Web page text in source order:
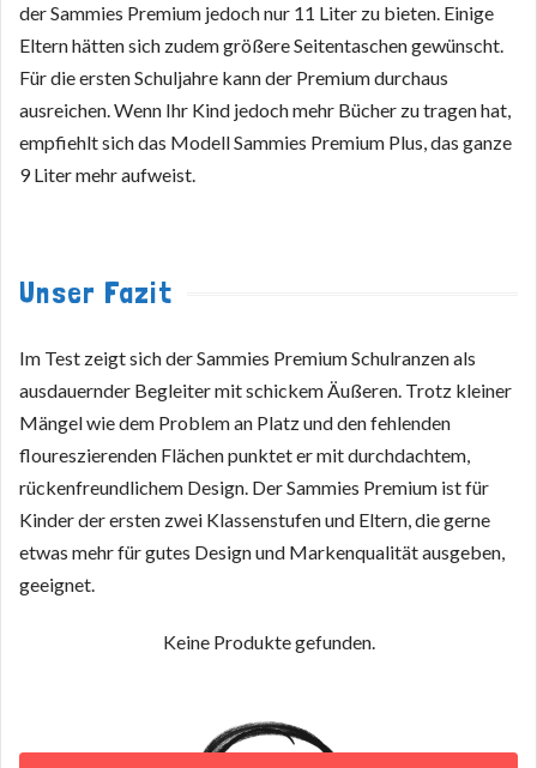
der Sammies Premium jedoch nur 11 Liter zu bieten. Einige
Eltern hätten sich zudem größere Seitentaschen gewünscht.
Für die ersten Schuljahre kann der Premium durchaus
ausreichen. Wenn Ihr Kind jedoch mehr Bücher zu tragen hat,
empfiehlt sich das Modell Sammies Premium Plus, das ganze
9 Liter mehr aufweist.
Unser Fazit
Im Test zeigt sich der Sammies Premium Schulranzen als
ausdauernder Begleiter mit schickem Äußeren. Trotz kleiner
Mängel wie dem Problem an Platz und den fehlenden
floureszierenden Flächen punktet er mit durchdachtem,
rückenfreundlichem Design. Der Sammies Premium ist für
Kinder der ersten zwei Klassenstufen und Eltern, die gerne
etwas mehr für gutes Design und Markenqualität ausgeben,
geeignet.
Keine Produkte gefunden.